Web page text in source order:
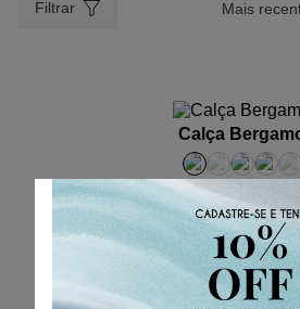
Filtrar Mais
ADICIONAR AO
Calça
P M G
☆☆☆☆☆
R$ 449, 00 / 6x deR$